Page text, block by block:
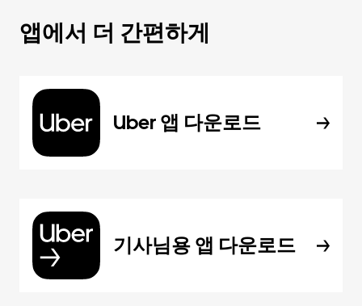
앱에서 더 간편하게
Uber 앱 다운로드
기사님용 앱 다운로드